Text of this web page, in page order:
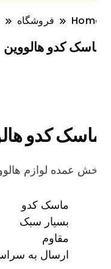
فروشگاه
کدو هالووین
کدو
عمده لوازم
ماسک کدو
بسیار سبک
مقاوم
ارسال به سراسر